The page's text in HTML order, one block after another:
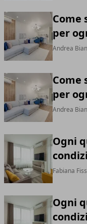
Come
per
Andrea
Come
per
Andrea
Ogni
Fabiana
Ogni